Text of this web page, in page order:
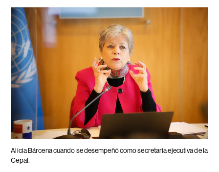
Alicia Bárcena cuando se desempeñó como secretaria ejecutiva de la
Cepal.